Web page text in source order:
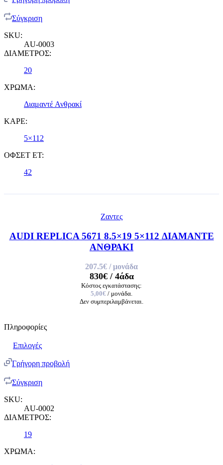
Σύγκριση
SKU:
AU-0003
ΔΙΑΜΕΤΡΟΣ:
20
ΧΡΩΜΑ:
Διαμαντέ Ανθρακί
ΚΑΡΕ:
5×112
ΟΦΣΕΤ ET:
42
Ζαντες
AUDI REPLICA 5671 8.5×19 5×112 ΔΙΑΜΑΝΤΕ
ΑΝΘΡΑΚΙ
207.5€ / μονάδα
830€/ 4άδα
Κόστος εγκατάστασης:
5,00€ / μονάδα.
Δεν συμπεριλαμβάνεται.
Πληροφορίες
Επιλογές
Γρήγορη προβολή
Σύγκριση
SKU:
AU-0002
ΔΙΑΜΕΤΡΟΣ:
19
ΧΡΩΜΑ: